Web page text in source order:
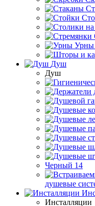
Урны
Душ
Душ
Черный 14
душевые
Инсталляции